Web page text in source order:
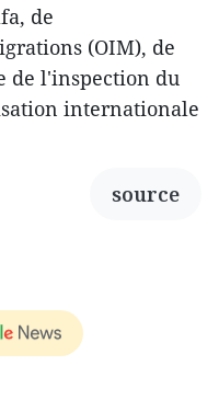
de
(OIM), de
de l'inspection du
internationale
source